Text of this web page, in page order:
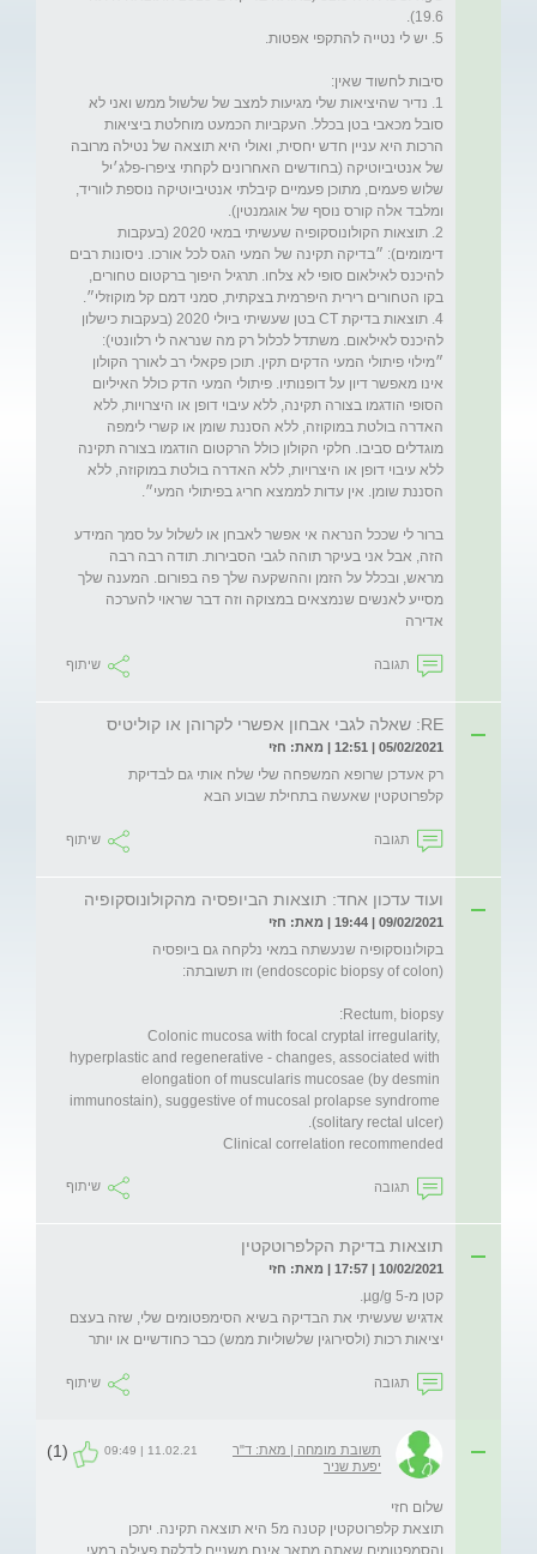
1. נדיר שהיציאות שלי מגיעות למצב של שלשול ממש ואני לא
סובל מכאבי בטן בכלל. העקביות הכמעט מוחלטת ביציאות
הרכות היא עניין חדש יחסית, ואולי היא תוצאה של נטילה מרובה
של אנטיביוטיקה (בחודשים האחרונים לקחתי ציפרו-פלג׳יל
שלוש פעמים, מתוכן פעמיים קיבלתי אנטיביוטיקה נוספת לווריד,
2. תוצאות הקולונוסקופיה שעשיתי במאי 2020 (בעקבות
דימומים): ״בדיקה תקינה של המעי הגס לכל אורכו. ניסונות רבים
להיכנס לאילאום סופי לא צלחו. תרגיל היפוך ברקטום טחורים,
4. תוצאות בדיקת CT בטן שעשיתי ביולי 2020 (בעקבות כישלון
להיכנס לאילאום. משתדל לכלול רק מה שנראה לי רלוונטי):
״מילוי פיתולי המעי הדקים תקין. תוכן פקאלי רב לאורך הקולון
אינו מאפשר דיון על דופנותיו. פיתולי המעי הדק כולל האיליום
הסופי הודגמו בצורה תקינה, ללא עיבוי דופן או היצרויות, ללא
האדרה בולטת במוקוזה, ללא הסננת שומן או קשרי לימפה
מוגדלים סביבו. חלקי הקולון כולל הרקטום הודגמו בצורה תקינה
ללא עיבוי דופן או היצרויות, ללא האדרה בולטת במוקוזה, ללא
ברור לי שככל הנראה אי אפשר לאבחן או לשלול על סמך המידע
הזה, אבל אני בעיקר תוהה לגבי הסבירות. תודה רבה רבה
מראש, ובכלל על הזמן וההשקעה שלך פה בפורום. המענה שלך
מסייע לאנשים שנמצאים במצוקה וזה דבר שראוי להערכה
אדירה
תגובה שיתוף
RE: שאלה לגבי אבחון אפשרי לקרוהן או קוליטיס
05/02/2021 | 12:51 | מאת: חזי
רק אעדכן שרופא המשפחה שלי שלח אותי גם לבדיקת
קלפרוטקטין שאעשה בתחילת שבוע הבא
תגובה שיתוף
ועוד עדכון אחד: תוצאות הביופסיה מהקולונוסקופיה
09/02/2021 | 19:44 | מאת: חזי
בקולונוסקופיה שנעשתה במאי נלקחה גם ביופסיה
Colonic mucosa with focal cryptal irregularity,
hyperplastic and regenerative - changes, associated with
elongation of muscularis mucosae (by desmin
immunostain), suggestive of mucosal prolapse syndrome
Clinical correlation recommended
תגובה שיתוף
תוצאות בדיקת הקלפרוטקטין
10/02/2021 | 17:57 | מאת: חזי
אדגיש שעשיתי את הבדיקה בשיא הסימפטומים שלי, שזה בעצם
יציאות רכות (ולסירוגין שלשוליות ממש) כבר כחודשיים או יותר
תגובה שיתוף
תשובת מומחה | מאת: ד"ר
יפעת שניר
11.02.21 | 09:49
(1)
תוצאת קלפרוטקטין קטנה מ5 היא תוצאה תקינה. יתכן
והסמפטומים שאתה מתאר אינם משניים לדלקת פעילה במעי